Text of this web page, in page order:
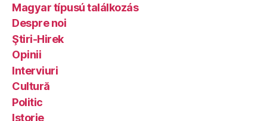
Magyar típusú találkozás
Despre noi
Ştiri-Hirek
Opinii
Interviuri
Cultură
Politic
Istorie